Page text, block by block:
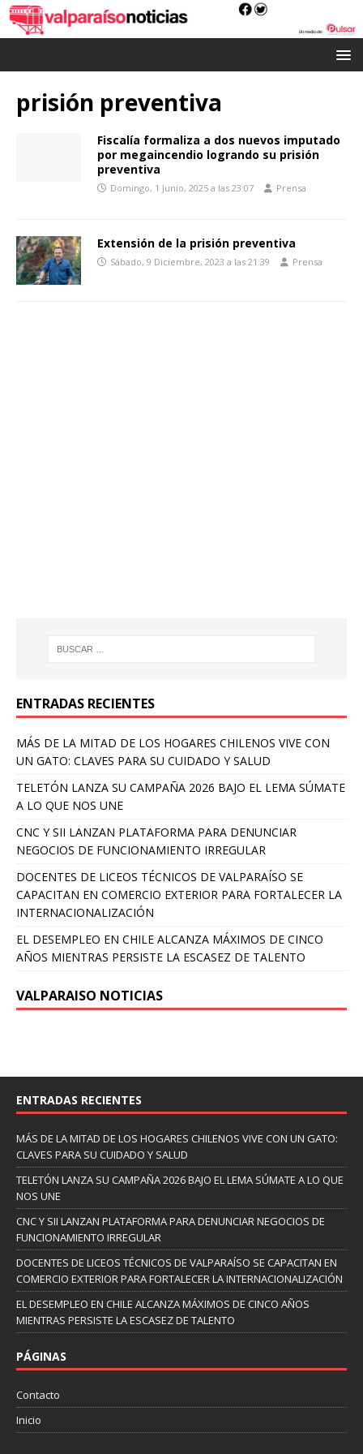
prisión preventiva
Fiscalía formaliza a dos nuevos imputado
por megaincendio logrando su prisión
preventiva
Domingo, 1 Junio, 2025 a las 23:07 Prensa
Extensión de la prisión preventiva
Sábado, 9 Diciembre, 2023 a las 21:39 Prensa
ENTRADAS RECIENTES
MÁS DE LA MITAD DE LOS HOGARES CHILENOS VIVE CON
UN GATO: CLAVES PARA SU CUIDADO Y SALUD
TELETÓN LANZA SU CAMPAÑA 2026 BAJO EL LEMA SÚMATE
A LO QUE NOS UNE
CNC Y SII LANZAN PLATAFORMA PARA DENUNCIAR
NEGOCIOS DE FUNCIONAMIENTO IRREGULAR
DOCENTES DE LICEOS TÉCNICOS DE VALPARAÍSO SE
CAPACITAN EN COMERCIO EXTERIOR PARA FORTALECER LA
INTERNACIONALIZACIÓN
EL DESEMPLEO EN CHILE ALCANZA MÁXIMOS DE CINCO
AÑOS MIENTRAS PERSISTE LA ESCASEZ DE TALENTO
VALPARAISO NOTICIAS
ENTRADAS RECIENTES
MÁS DE LA MITAD DE LOS HOGARES CHILENOS VIVE CON UN GATO:
CLAVES PARA SU CUIDADO Y SALUD
TELETÓN LANZA SU CAMPAÑA 2026 BAJO EL LEMA SÚMATE A LO QUE
NOS UNE
CNC Y SII LANZAN PLATAFORMA PARA DENUNCIAR NEGOCIOS DE
FUNCIONAMIENTO IRREGULAR
DOCENTES DE LICEOS TÉCNICOS DE VALPARAÍSO SE CAPACITAN EN
COMERCIO EXTERIOR PARA FORTALECER LA INTERNACIONALIZACIÓN
EL DESEMPLEO EN CHILE ALCANZA MÁXIMOS DE CINCO AÑOS
MIENTRAS PERSISTE LA ESCASEZ DE TALENTO
PÁGINAS
Contacto
Inicio